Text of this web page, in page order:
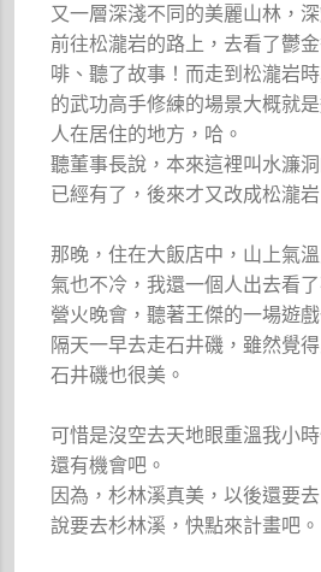
又一層深淺不同的美麗山林，
前往松瀧岩的路上，去看了鬱
啡、聽了故事！而走到松瀧岩
的武功高手修練的場景大概就
人在居住的地方，哈。
聽董事長說，本來這裡叫水濂
已經有了，後來才又改成松瀧岩
那晚，住在大飯店中，山上氣
氣也不冷，我還一個人出去看
營火晚會，聽著王傑的一場遊
隔天一早去走石井磯，雖然覺
石井磯也很美。
可惜是沒空去天地眼重溫我小
還有機會吧。
因為，杉林溪真美，以後還要
說要去杉林溪，快點來計畫吧。